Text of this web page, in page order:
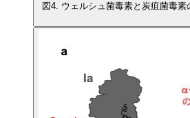
図4. ウェルシュ菌毒素と炭疽菌毒